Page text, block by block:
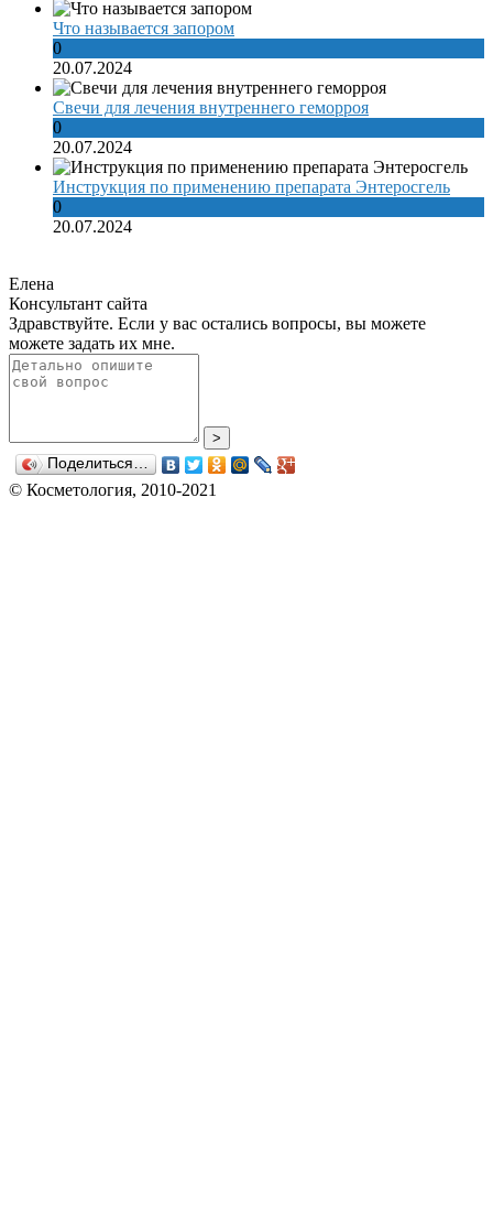
Что называется запором
0
20.07.2024
Свечи для лечения внутреннего геморроя
0
20.07.2024
Инструкция по применению препарата Энтеросгель
0
20.07.2024
Елена
Консультант сайта
Здравствуйте. Если у вас остались вопросы, вы можете
можете задать их мне.
>
Поделиться…
© Косметология, 2010-2021